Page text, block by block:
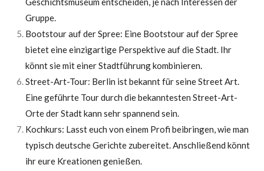
Gruppe.
Bootstour auf der Spree: Eine Bootstour auf der Spree
bietet eine einzigartige Perspektive auf die Stadt. Ihr
könnt sie mit einer Stadtführung kombinieren.
Street-Art-Tour: Berlin ist bekannt für seine Street Art.
Eine geführte Tour durch die bekanntesten Street-Art-
Orte der Stadt kann sehr spannend sein.
Kochkurs: Lasst euch von einem Profi beibringen, wie man
typisch deutsche Gerichte zubereitet. Anschließend könnt
ihr eure Kreationen genießen.